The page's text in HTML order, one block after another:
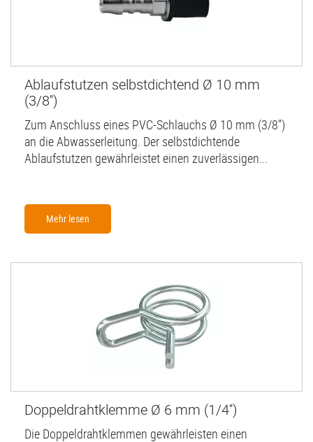
Ablaufstutzen selbstdichtend Ø 10 mm
(3/8'')
Zum Anschluss eines PVC-Schlauchs Ø 10 mm (3/8'')
an die Abwasserleitung. Der selbstdichtende
Ablaufstutzen gewährleistet einen zuverlässigen...
Mehr lesen
Doppeldrahtklemme Ø 6 mm (1/4'')
Die Doppeldrahtklemmen gewährleisten einen